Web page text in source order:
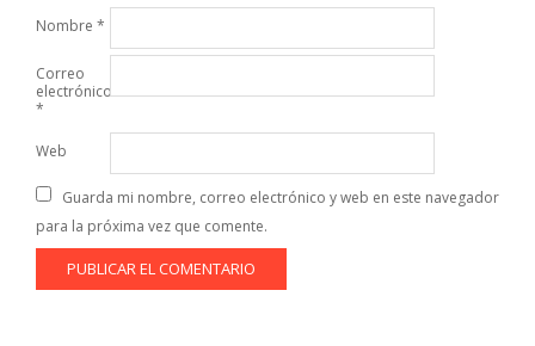
Nombre *
Correo
electrónico
*
Web
Guarda mi nombre, correo electrónico y web en este navegador
para la próxima vez que comente.